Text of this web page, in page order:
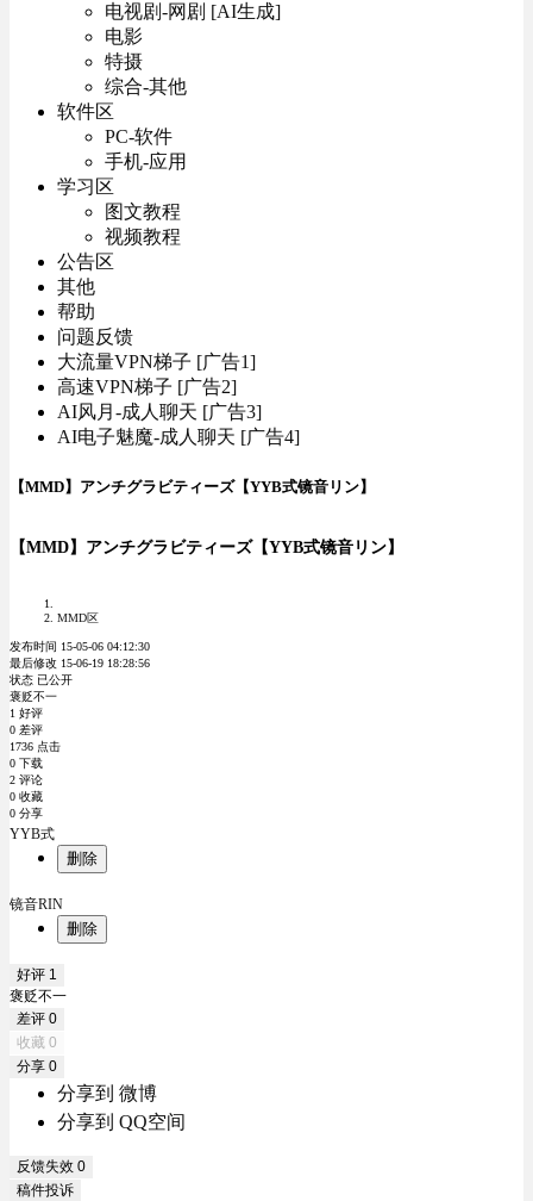
电视剧-网剧 [AI生成]
电影
特摄
综合-其他
软件区
PC-软件
手机-应用
学习区
图文教程
视频教程
公告区
其他
帮助
问题反馈
大流量VPN梯子 [广告1]
高速VPN梯子 [广告2]
AI风月-成人聊天 [广告3]
AI电子魅魔-成人聊天 [广告4]
【MMD】アンチグラビティーズ【YYB式镜音リン】
【MMD】アンチグラビティーズ【YYB式镜音リン】
MMD区
发布时间 15-05-06 04:12:30
最后修改 15-06-19 18:28:56
状态 已公开
褒贬不一
1 好评
0 差评
1736 点击
0 下载
2 评论
0 收藏
0 分享
YYB式
删除
镜音RIN
删除
好评 1
褒贬不一
差评 0
收藏 0
分享 0
分享到 微博
分享到 QQ空间
反馈失效 0
稿件投诉